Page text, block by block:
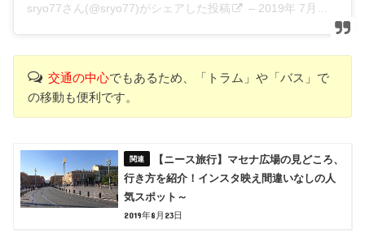
sryo77さん(@sryo77)がシェアした投稿 – 2019年 7月月27日午前3時50分PDT
交通の中心でもあるため、「トラム」や「バス」で
の移動も便利です。
【ニース旅行】マセナ広場の見どころ、
行き方を紹介！インスタ映え間違いなしの人
気スポット～
2019年8月23日